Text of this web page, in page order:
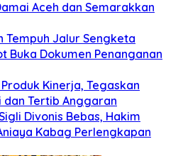
Aceh dan Semarakkan
Tempuh Jalur Sengketa
Buka Dokumen Penanganan
Kinerja, Tegaskan
Tertib Anggaran
Divonis Bebas, Hakim
Kabag Perlengkapan